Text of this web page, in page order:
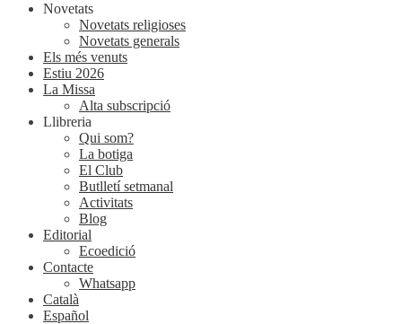
Novetats
Novetats religioses
Novetats generals
Els més venuts
Estiu 2026
La Missa
Alta subscripció
Llibreria
Qui som?
La botiga
El Club
Butlletí setmanal
Activitats
Blog
Editorial
Ecoedició
Contacte
Whatsapp
Català
Español